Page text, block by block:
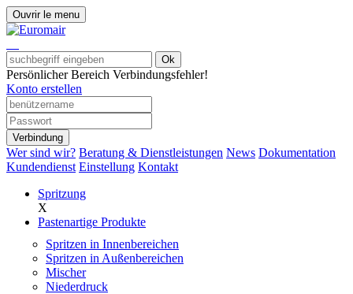
Ouvrir le menu
Ok
Persönlicher Bereich Verbindungsfehler!
Konto erstellen
Verbindung
Wer sind wir? Beratung & Dienstleistungen News Dokumentation
Kundendienst Einstellung Kontakt
Spritzung
X
Pastenartige Produkte
Spritzen in Innenbereichen
Spritzen in Außenbereichen
Mischer
Niederdruck